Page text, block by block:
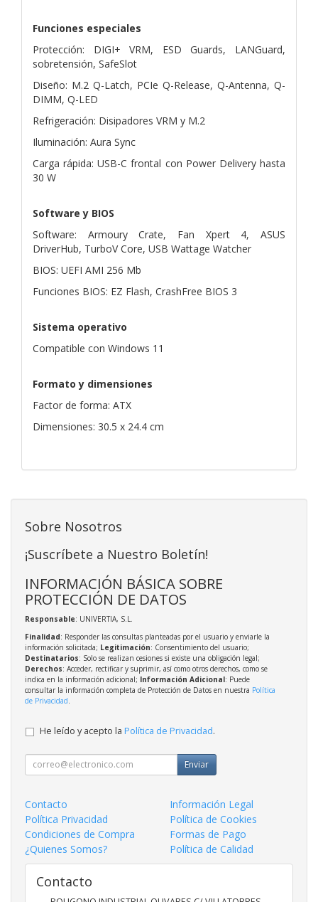
Funciones especiales
Protección: DIGI+ VRM, ESD Guards, LANGuard,
sobretensión, SafeSlot
Diseño: M.2 Q-Latch, PCIe Q-Release, Q-Antenna, Q-
DIMM, Q-LED
Refrigeración: Disipadores VRM y M.2
Iluminación: Aura Sync
Carga rápida: USB-C frontal con Power Delivery hasta
30 W
Software y BIOS
Software: Armoury Crate, Fan Xpert 4, ASUS
DriverHub, TurboV Core, USB Wattage Watcher
BIOS: UEFI AMI 256 Mb
Funciones BIOS: EZ Flash, CrashFree BIOS 3
Sistema operativo
Compatible con Windows 11
Formato y dimensiones
Factor de forma: ATX
Dimensiones: 30.5 x 24.4 cm
Sobre Nosotros
¡Suscríbete a Nuestro Boletín!
INFORMACIÓN BÁSICA SOBRE
PROTECCIÓN DE DATOS
Responsable: UNIVERTIA, S.L.
Finalidad: Responder las consultas planteadas por el usuario y enviarle la
información solicitada; Legitimación: Consentimiento del usuario;
Destinatarios: Solo se realizan cesiones si existe una obligación legal;
Derechos: Acceder, rectificar y suprimir, así como otros derechos, como se
indica en la información adicional; Información Adicional: Puede
consultar la información completa de Protección de Datos en nuestra Política
de Privacidad
He leído y acepto la Política de Privacidad.
Enviar
Contacto
Información Legal
Política Privacidad
Política de Cookies
Condiciones de Compra
Formas de Pago
¿Quienes Somos?
Política de Calidad
Contacto